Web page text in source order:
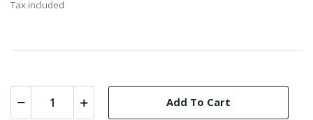
Tax included
Add To Cart